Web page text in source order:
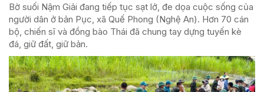
Bờ suối Nậm Giải đang tiếp tục sạt lở, đe dọa cuộc sống của
người dân ở bản Pục, xã Quế Phong (Nghệ An). Hơn 70 cán
bộ, chiến sĩ và đồng bào Thái đã chung tay dựng tuyến kè
đá, giữ đất, giữ bản.